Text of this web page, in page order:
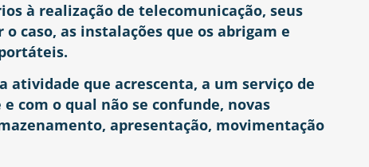
à realização de telecomunicação, seus
caso, as instalações que os abrigam e
atividade que acrescenta, a um serviço de
com o qual não se confunde, novas
apresentação, movimentação